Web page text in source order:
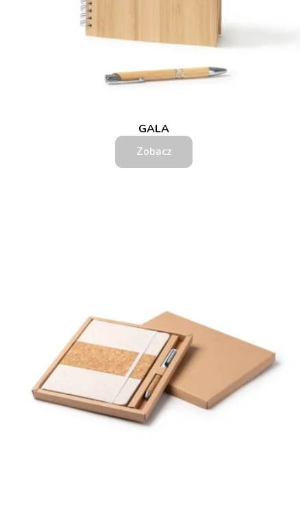
GALA
Zobacz